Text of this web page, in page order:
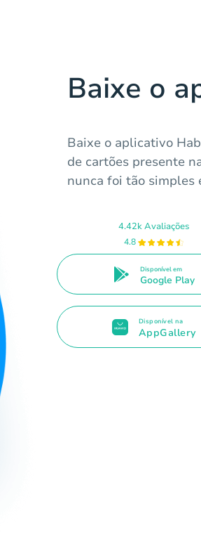
Baixe o
Baixe o aplicativo
de cartões presente
nunca foi tão simples
4.42k Avaliações
4.8
Disponível em
Google Play
Disponível na
AppGallery